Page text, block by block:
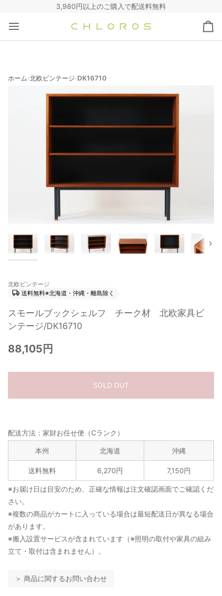
3,980円以上のご購入で配送料無料
カ
ー
ホーム›北欧ビンテージ›DK16710
次
北欧ビンテージ
送料無料※北海道・沖縄・離島除く
スモールブックシェルフ チーク材 北欧家具ビ
ンテージ/DK16710
88,105円
SOLD OUT
配送方法：家財お任せ便（Cランク）
本州 北海道 沖縄
送料無料 6,270円 7,150円
※お届け日は目安のため、正確な情報は注文確認画面でご確認くだ
さい。
※複数の商品がカートに入っている場合は最短配送日が異なる場合
があります。
※搬入設置サービスが含まれています（※照明の取付や家具の組み
立て・取付は含まれません）。
＞ 商品に関するお問い合わせ